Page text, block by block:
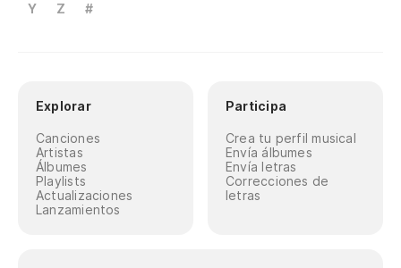
Y
Z #
Explorar
Canciones
Artistas
Álbumes
Playlists
Actualizaciones
Lanzamientos
Participa
Crea tu perfil musical
Envía álbumes
Envía letras
Correcciones de
letras